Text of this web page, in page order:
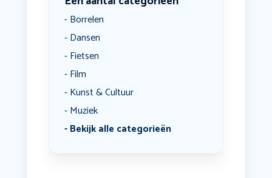
Borrelen
Dansen
Fietsen
Film
Kunst & Cultuur
Muziek
Bekijk alle categorieën